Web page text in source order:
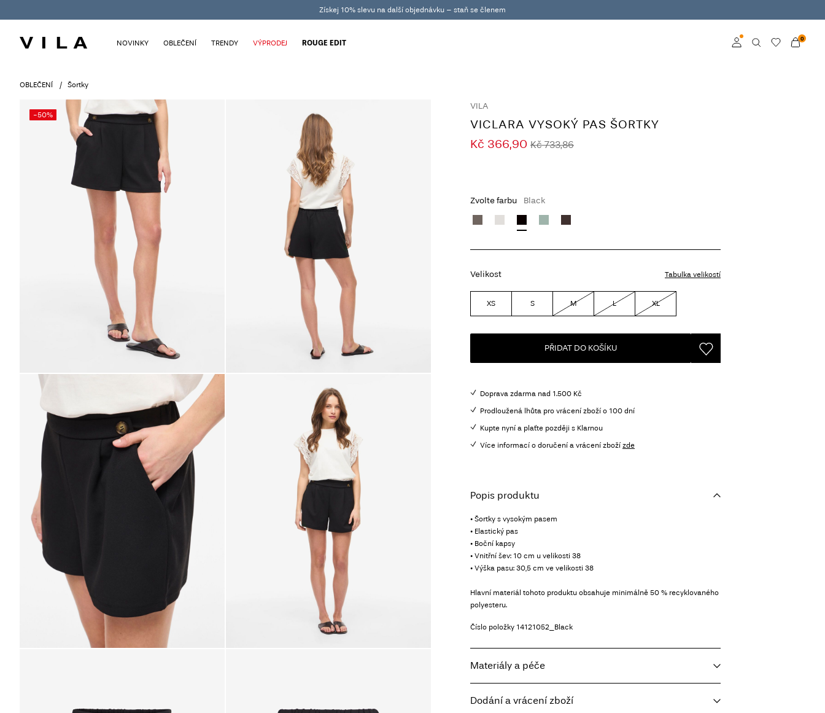
Získej 10% slevu na další objednávku – staň se členem
0
NOVINKY OBLEČENÍ TRENDY VÝPRODEJ ROUGE EDIT
OBLEČENÍ Šortky
-50%
VILA
VICLARA VYSOKÝ PAS ŠORTKY
Kč 366,90 Kč 733,86
Zvolte farbu Black
Velikost Tabulka velikostí
XS S M L XL
PŘIDAT DO KOŠÍKU
Doprava zdarma nad 1.500 Kč
Prodloužená lhůta pro vrácení zboží o 100 dní
Kupte nyní a plaťte později s Klarnou
Více informací o doručení a vrácení zboží zde
Popis produktu
• Šortky s vysokým pasem
• Elastický pas
• Boční kapsy
• Vnitřní šev: 10 cm u velikosti 38
• Výška pasu: 30,5 cm ve velikosti 38
Hlavní materiál tohoto produktu obsahuje minimálně 50 % recyklovaného
polyesteru.
Číslo položky 14121052_Black
Materiály a péče
Dodání a vrácení zboží